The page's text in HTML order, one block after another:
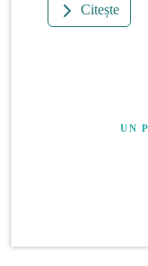
Citește
UN